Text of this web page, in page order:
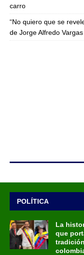
carro
“No quiero que se
de Jorge Alfredo
POLÍTICA
La
que